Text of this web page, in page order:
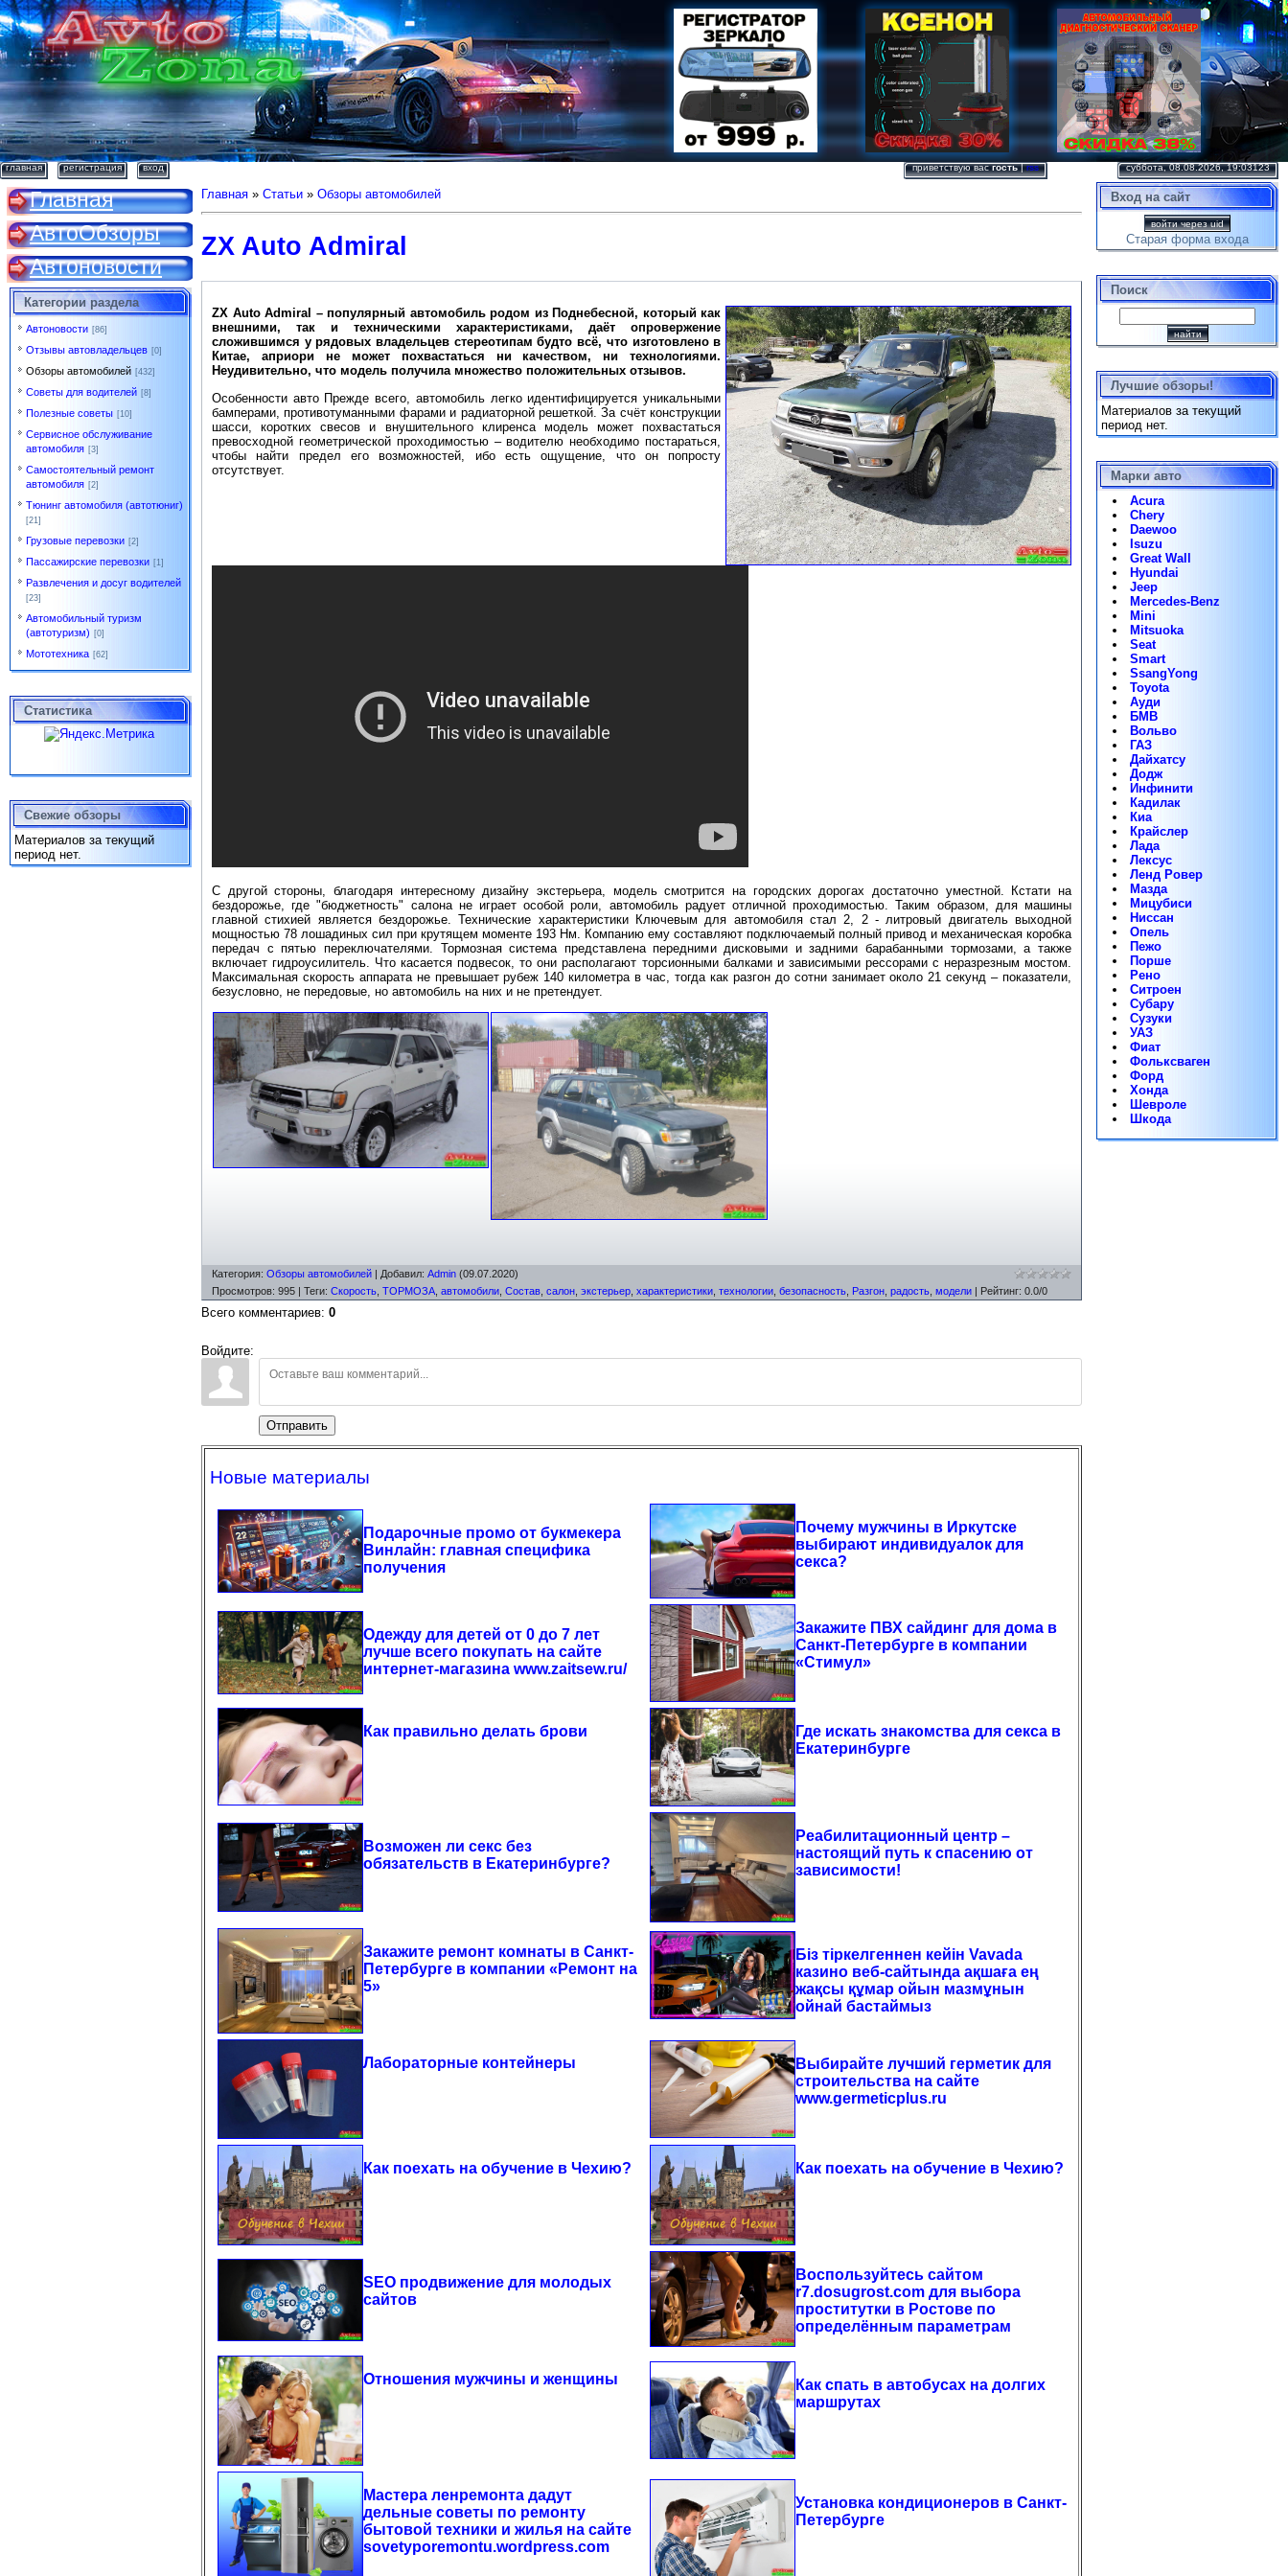
главная регистрация вход приветствую вас гость|rss суббота, 08.08.2026, 19:03123
Главная
АвтоОбзоры
Автоновости
Категории раздела
Автоновости [86]
Отзывы автовладельцев [0]
Обзоры автомобилей [432]
Советы для водителей [8]
Полезные советы [10]
Сервисное обслуживание
автомобиля [3]
Самостоятельный ремонт
автомобиля [2]
Тюнинг автомобиля (автотюниг)
[21]
Грузовые перевозки [2]
Пассажирские перевозки [1]
Развлечения и досуг водителей
[23]
Автомобильный туризм
(автотуризм) [0]
Мототехника [62]
Статистика
Свежие обзоры
Материалов за текущий
период нет.
Главная » Статьи » Обзоры автомобилей
ZX Auto Admiral
ZX Auto Admiral – популярный автомобиль родом из Поднебесной, который как
внешними, так и техническими характеристиками, даёт опровержение
сложившимся у рядовых владельцев стереотипам будто всё, что изготовлено в
Китае, априори не может похвастаться ни качеством, ни технологиями.
Неудивительно, что модель получила множество положительных отзывов.
Особенности авто Прежде всего, автомобиль легко идентифицируется уникальными
бамперами, противотуманными фарами и радиаторной решеткой. За счёт конструкции
шасси, коротких свесов и внушительного клиренса модель может похвастаться
превосходной геометрической проходимостью – водителю необходимо постараться,
чтобы найти предел его возможностей, ибо есть ощущение, что он попросту
отсутствует.
С другой стороны, благодаря интересному дизайну экстерьера, модель смотрится на городских дорогах достаточно уместной. Кстати на
бездорожье, где "бюджетность" салона не играет особой роли, автомобиль радует отличной проходимостью. Таким образом, для машины
главной стихией является бездорожье. Технические характеристики Ключевым для автомобиля стал 2, 2 - литровый двигатель выходной
мощностью 78 лошадиных сил при крутящем моменте 193 Нм. Компанию ему составляют подключаемый полный привод и механическая коробка
передач с пятью переключателями. Тормозная система представлена передними дисковыми и задними барабанными тормозами, а также
включает гидроусилитель. Что касается подвесок, то они располагают торсионными балками и зависимыми рессорами с неразрезным мостом.
Максимальная скорость аппарата не превышает рубеж 140 километра в час, тогда как разгон до сотни занимает около 21 секунд – показатели,
безусловно, не передовые, но автомобиль на них и не претендует.
Категория: Обзоры автомобилей Добавил: Admin (09.07.2020)
Просмотров: 995 Теги: Скорость ТОРМОЗА автомобили Состав салон экстерьер характеристики технологии безопасность Разгон радость модели Рейтинг: 0.0/0
Всего комментариев: 0
Войдите:
Отправить
Новые материалы
Подарочные промо от букмекера
Винлайн: главная специфика
получения
Почему мужчины в Иркутске
выбирают индивидуалок для
секса?
Одежду для детей от 0 до 7 лет
лучше всего покупать на сайте
интернет-магазина www.zaitsew.ru/
Закажите ПВХ сайдинг для дома в
Санкт-Петербурге в компании
«Стимул»
Как правильно делать брови
Где искать знакомства для секса в
Екатеринбурге
Возможен ли секс без
обязательств в Екатеринбурге?
Реабилитационный центр –
настоящий путь к спасению от
зависимости!
Закажите ремонт комнаты в Санкт-
Петербурге в компании «Ремонт на
5»
Біз тіркелгеннен кейін Vavada
казино веб-сайтында ақшаға ең
жақсы құмар ойын мазмұнын
ойнай бастаймыз
Лабораторные контейнеры
Выбирайте лучший герметик для
строительства на сайте
www.germeticplus.ru
Как поехать на обучение в Чехию? Как поехать на обучение в Чехию?
SEO продвижение для молодых
сайтов
Воспользуйтесь сайтом
r7.dosugrost.com для выбора
проститутки в Ростове по
определённым параметрам
Отношения мужчины и женщины
Как спать в автобусах на долгих
маршрутах
Мастера ленремонта дадут
дельные советы по ремонту
бытовой техники и жилья на сайте
sovetyporemontu.wordpress.com
Установка кондиционеров в Санкт-
Петербурге
Вход на сайт
войти через uid
Старая форма входа
Поиск
Лучшие обзоры!
Материалов за текущий
период нет.
Марки авто
Acura
Chery
Daewoo
Isuzu
Great Wall
Hyundai
Jeep
Mercedes-Benz
Mini
Mitsuoka
Seat
Smart
SsangYong
Toyota
Ауди
БМВ
Вольво
ГАЗ
Дайхатсу
Додж
Инфинити
Кадилак
Киа
Крайслер
Лада
Лексус
Ленд Ровер
Мазда
Мицубиси
Ниссан
Опель
Пежо
Порше
Рено
Ситроен
Субару
Сузуки
УАЗ
Фиат
Фольксваген
Форд
Хонда
Шевроле
Шкода